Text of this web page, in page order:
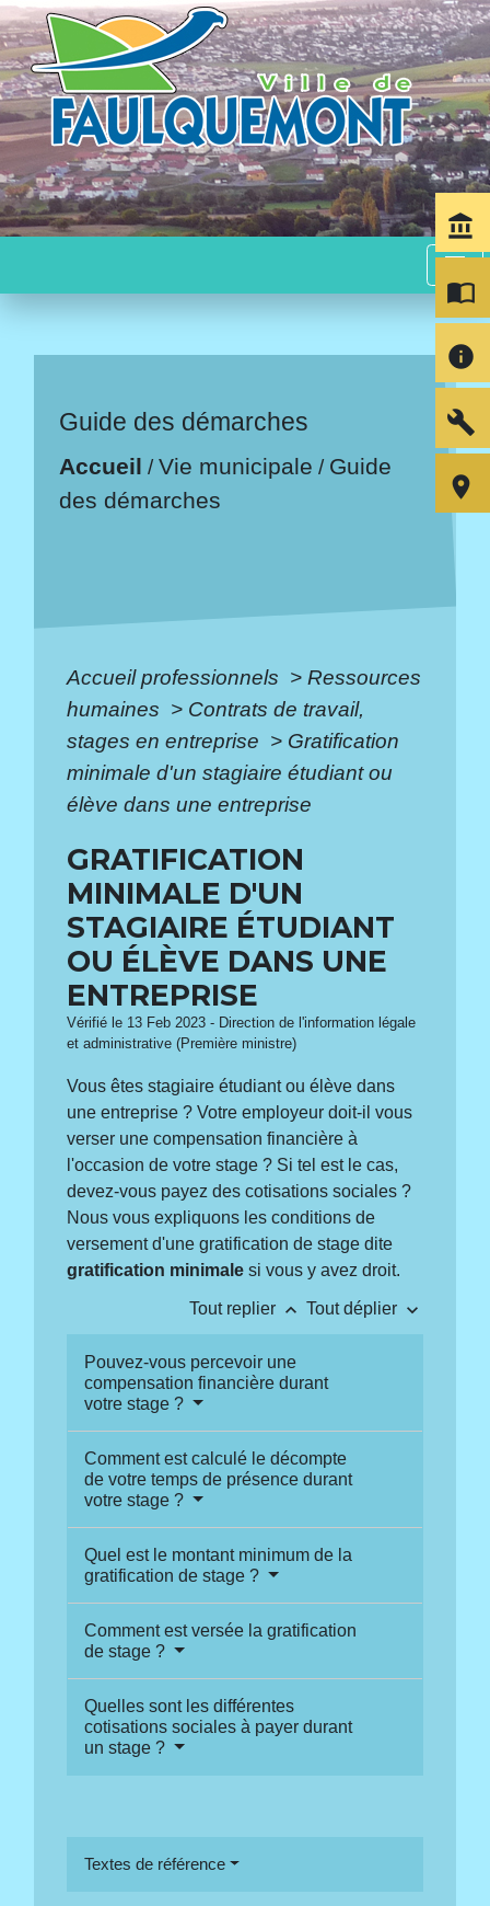
menu
Guide des démarches
Accueil /Vie municipale / Guide
des démarches
Accueil professionnels > Ressources
humaines > Contrats de travail,
stages en entreprise > Gratification
minimale d'un stagiaire étudiant ou
élève dans une entreprise
GRATIFICATION
MINIMALE D'UN
STAGIAIRE ÉTUDIANT
OU ÉLÈVE DANS UNE
ENTREPRISE
Vérifié le 13 Feb 2023 - Direction de l'information légale
et administrative (Première ministre)
Vous êtes stagiaire étudiant ou élève dans
une entreprise ? Votre employeur doit-il vous
verser une compensation financière à
l'occasion de votre stage ? Si tel est le cas,
devez-vous payez des cotisations sociales ?
Nous vous expliquons les conditions de
versement d'une gratification de stage dite
gratification minimale si vous y avez droit.
Tout replier keyboard_arrow_up Tout déplier keyboard_arrow_down
Pouvez-vous percevoir une
compensation financière durant
votre stage ?
Comment est calculé le décompte
de votre temps de présence durant
votre stage ?
Quel est le montant minimum de la
gratification de stage ?
Comment est versée la gratification
de stage ?
Quelles sont les différentes
cotisations sociales à payer durant
un stage ?
Textes de référence
account_balance
import_contacts
info
build
room